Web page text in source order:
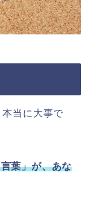
当に大事で
葉」が、あな